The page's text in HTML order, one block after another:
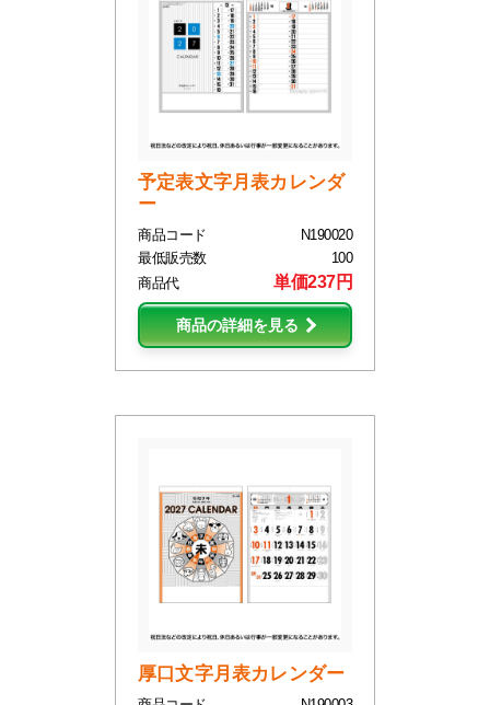
予定表文字月表カレンダ
ー
商品コード
N190020
最低販売数
100
商品代
単価237円
商品の詳細を見る
厚口文字月表カレンダー